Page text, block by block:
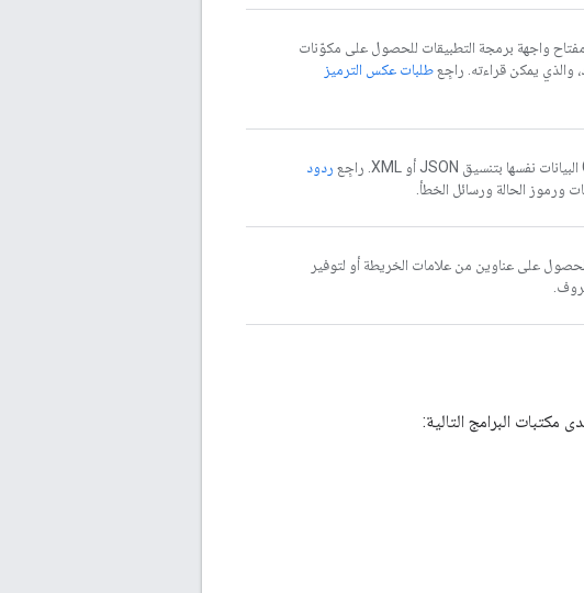
واجهة برمجة التطبيقات للحصول على مكوّنات
والذي يمكن قراءته. راجِعطلبات عكس الترميز
ردود
ورموز الحالة ورسائل الخطأ.
على عناوين من علامات الخريطة أو لتوفير
البرامج التالية: